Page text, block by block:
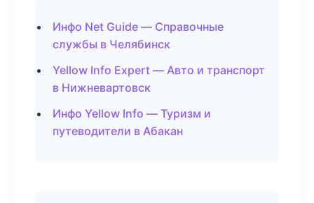
Инфо Net Guide — Справочные
службы в Челябинск
Yellow Info Expert — Авто и транспорт
в Нижневартовск
Инфо Yellow Info — Туризм и
путеводители в Абакан